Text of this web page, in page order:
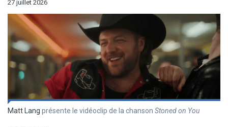
27 juillet 2026
Matt Lang présente le vidéoclip de la chanson Stoned on You